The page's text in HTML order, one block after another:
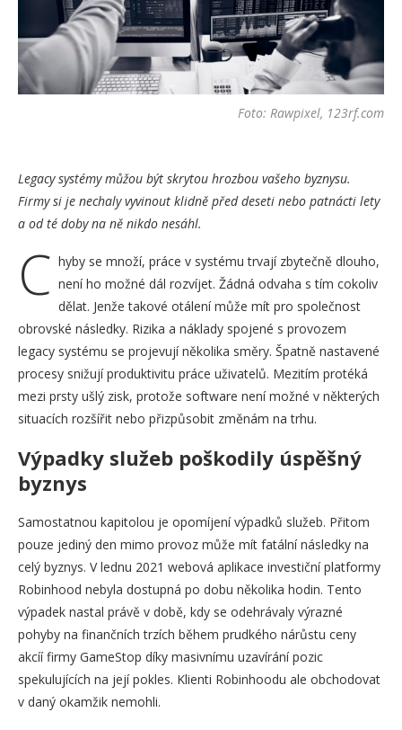
Foto: Rawpixel, 123rf.com
Legacy systémy můžou být skrytou hrozbou vašeho byznysu.
Firmy si je nechaly vyvinout klidně před deseti nebo patnácti lety
a od té doby na ně nikdo nesáhl.
C hyby se množí, práce v systému trvají zbytečně dlouho,
není ho možné dál rozvíjet. Žádná odvaha s tím cokoliv
dělat. Jenže takové otálení může mít pro společnost
obrovské následky. Rizika a náklady spojené s provozem
legacy systému se projevují několika směry. Špatně nastavené
procesy snižují produktivitu práce uživatelů. Mezitím protéká
mezi prsty ušlý zisk, protože software není možné v některých
situacích rozšířit nebo přizpůsobit změnám na trhu.
Výpadky služeb poškodily úspěšný
byznys
Samostatnou kapitolou je opomíjení výpadků služeb. Přitom
pouze jediný den mimo provoz může mít fatální následky na
celý byznys. V lednu 2021 webová aplikace investiční platformy
Robinhood nebyla dostupná po dobu několika hodin. Tento
výpadek nastal právě v době, kdy se odehrávaly výrazné
pohyby na finančních trzích během prudkého nárůstu ceny
akcíí firmy GameStop díky masivnímu uzavírání pozic
spekulujících na její pokles. Klienti Robinhoodu ale obchodovat
v daný okamžik nemohli.